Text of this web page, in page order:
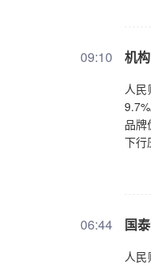
09:10 机
人
品牌
下行
06:44 国
人